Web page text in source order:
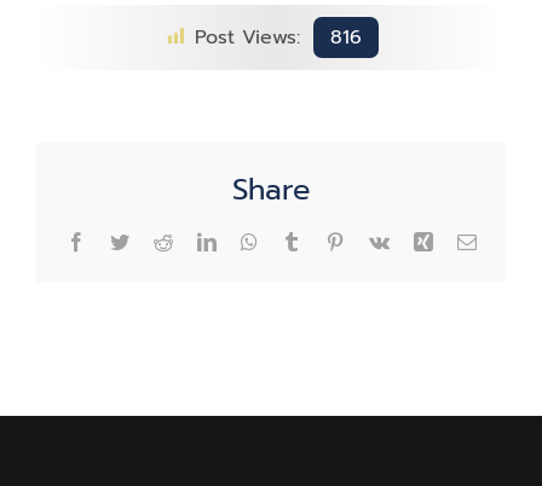
扑
（野
人
Post Views: 816
Share
Facebook
TwitterRedditLinkedInWhatsApp
TumblrPinterest
Vk Xing Email